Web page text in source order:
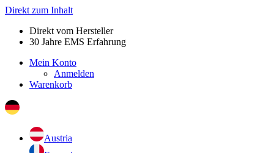
Direkt zum Inhalt
Direkt vom Hersteller
30 Jahre EMS Erfahrung
Mein Konto
Anmelden
Warenkorb
Austria